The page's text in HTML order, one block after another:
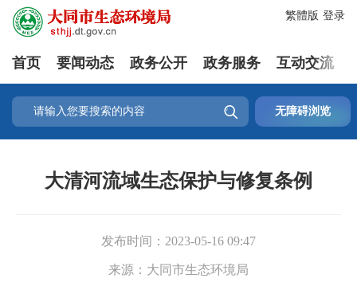
登录
繁體版
首页 要闻动态 政务公开 政务服务 互动交流
 无障碍浏览
大清河流域生态保护与修复条例
发布时间： 2023-05-16 09:47
来源： 大同市生态环境局